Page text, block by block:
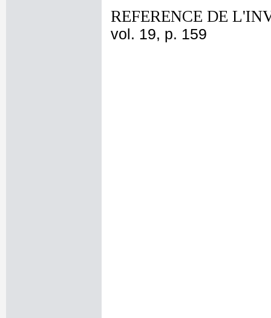
REFERENCE DE
vol. 19, p. 159